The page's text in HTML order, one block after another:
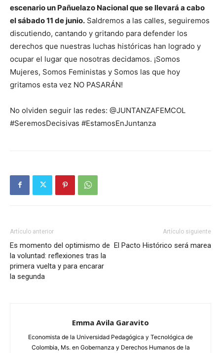
escenario un Pañuelazo Nacional que se llevará a cabo
el sábado 11 de junio. Saldremos a las calles, seguiremos
discutiendo, cantando y gritando para defender los
derechos que nuestras luchas históricas han logrado y
ocupar el lugar que nosotras decidamos. ¡Somos
Mujeres, Somos Feministas y Somos las que hoy
gritamos esta vez NO PASARÁN!
No olviden seguir las redes: @JUNTANZAFEMCOL
#SeremosDecisivas #EstamosEnJuntanza
Artículo anterior
Es momento del optimismo de
la voluntad: reflexiones tras la
primera vuelta y para encarar
la segunda
Artículo siguiente
El Pacto Histórico será marea
Emma Avila Garavito
Economista de la Universidad Pedagógica y Tecnológica de
Colombia, Ms. en Gobernanza y Derechos Humanos de la